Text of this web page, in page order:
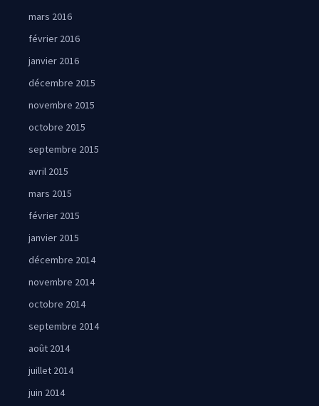
mars 2016
février 2016
janvier 2016
décembre 2015
novembre 2015
octobre 2015
septembre 2015
avril 2015
mars 2015
février 2015
janvier 2015
décembre 2014
novembre 2014
octobre 2014
septembre 2014
août 2014
juillet 2014
juin 2014